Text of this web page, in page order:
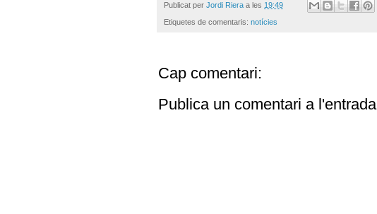
Publicat per Jordi Riera a les 19:49
Etiquetes de comentaris: notícies
Cap comentari:
Publica un comentari a l'entrada